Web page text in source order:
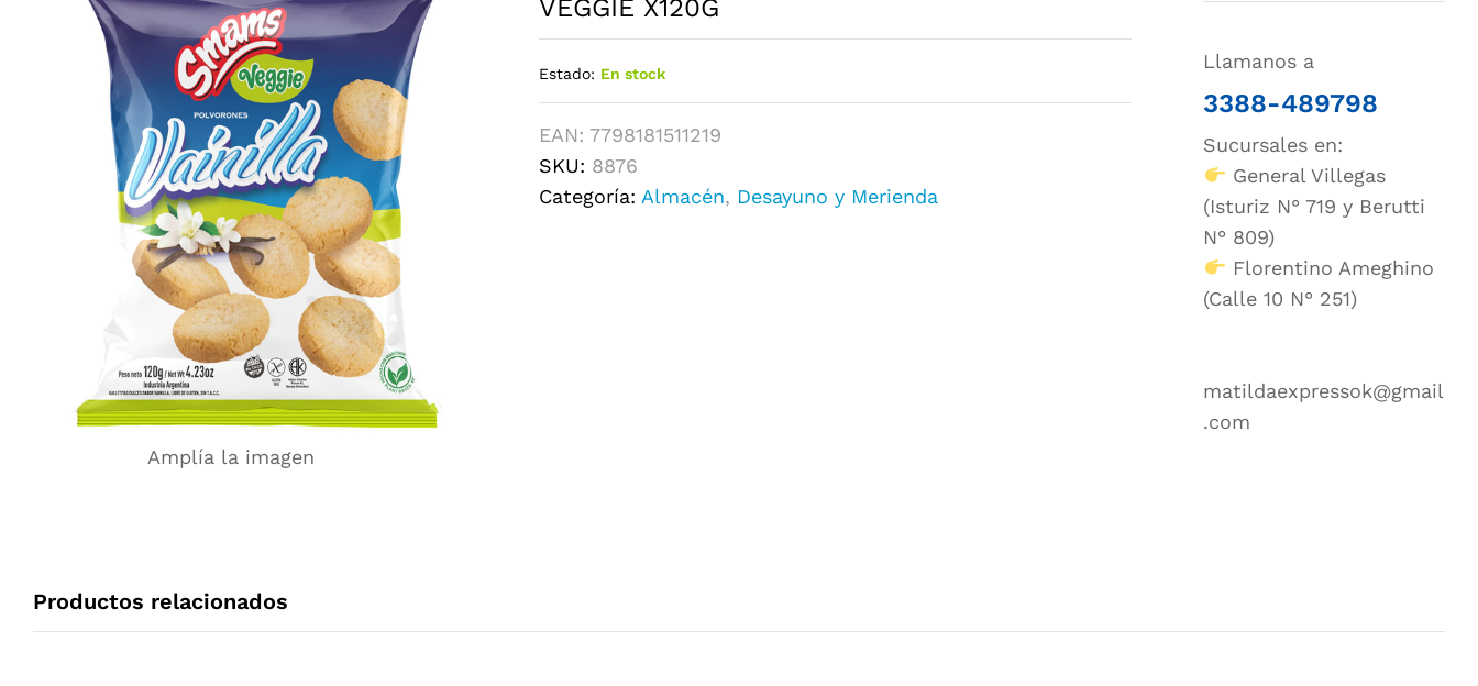
Amplía la imagen
VEGGIE X120G
Estado: En stock
EAN: 7798181511219
SKU: 8876
Categoría: Almacén, Desayuno y Merienda
Llamanos a
3388-489798
Sucursales en:
General Villegas
(Isturiz N° 719 y Berutti
N° 809)
Florentino Ameghino
(Calle 10 N° 251)
matildaexpressok@gmail
.com
Productos relacionados